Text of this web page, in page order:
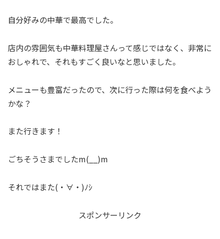
自分好みの中華で最高でした。
店内の雰囲気も中華料理屋さんって感じではなく、非常に
おしゃれで、それもすごく良いなと思いました。
メニューも豊富だったので、次に行った際は何を食べよう
かな？
また行きます！
ごちそうさまでしたm(__)m
それではまた(・∀・)ﾉｼ
スポンサーリンク